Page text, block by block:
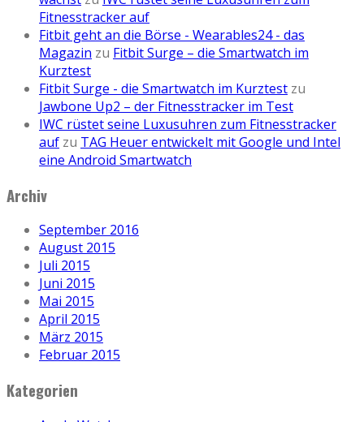
Fitnesstracker auf
Fitbit geht an die Börse - Wearables24 - das
Magazin zu Fitbit Surge – die Smartwatch im
Kurztest
Fitbit Surge - die Smartwatch im Kurztest zu
Jawbone Up2 – der Fitnesstracker im Test
IWC rüstet seine Luxusuhren zum Fitnesstracker
auf zu TAG Heuer entwickelt mit Google und Intel
eine Android Smartwatch
Archiv
September 2016
August 2015
Juli 2015
Juni 2015
Mai 2015
April 2015
März 2015
Februar 2015
Kategorien